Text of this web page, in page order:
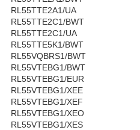
RL55TTE2A1/UA
RL55TTE2C1/BWT
RL55TTE2C1/UA
RL55TTE5K1/BWT
RL55VQBRS1/BWT
RL55VTEBG1/BWT
RL55VTEBG1/EUR
RL55VTEBG1/XEE
RL55VTEBG1/XEF
RL55VTEBG1/XEO
RL55VTEBG1/XES